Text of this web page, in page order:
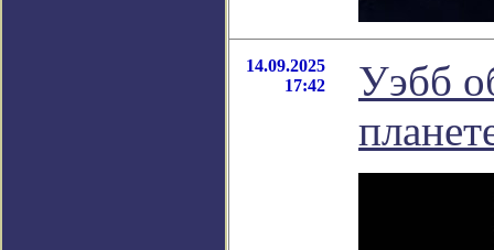
14.09.2025
17:42
Уэбб